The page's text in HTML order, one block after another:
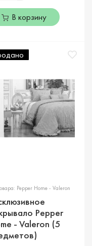
В корзину
Pepper Home - Valeron
Pepper
- Valeron (5